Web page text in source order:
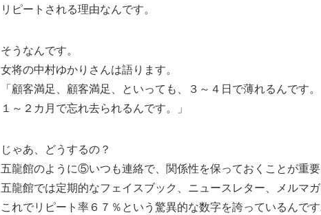
リピートされる理由なんです。
そうなんです。
女将の中村ゆかりさんは語ります。
「顧客満足、顧客満足、といっても、３～４日で薄れるんです。
１～２カ月で忘れ去られるんです。」
じゃあ、どうするの？
五龍館のように⑤いつも連絡で、関係性を保っておくことが重要
五龍館では定期的なフェイスブック、ニュースレター、メルマ
これでリピート率６７％という驚異的な数字を誇っているんです